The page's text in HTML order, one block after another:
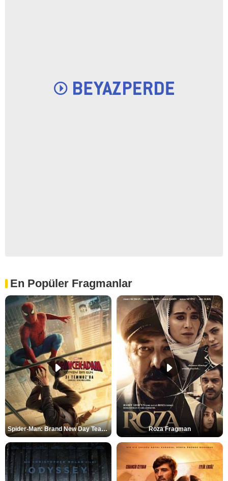
En Popüler Fragmanlar
Spider-Man: Brand New Day Teaser Roza Fragman